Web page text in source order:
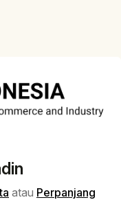
atau Perpanjang